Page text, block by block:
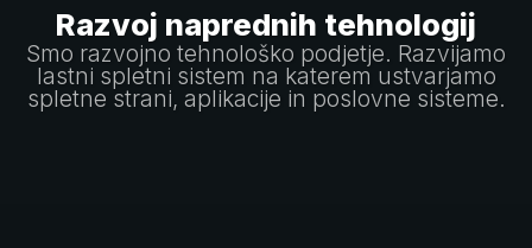
Razvoj naprednih tehnologij
Smo razvojno tehnološko podjetje. Razvijamo
lastni spletni sistem na katerem ustvarjamo
spletne strani, aplikacije in poslovne sisteme.